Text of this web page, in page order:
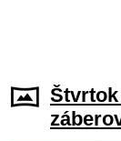
Štvrtok